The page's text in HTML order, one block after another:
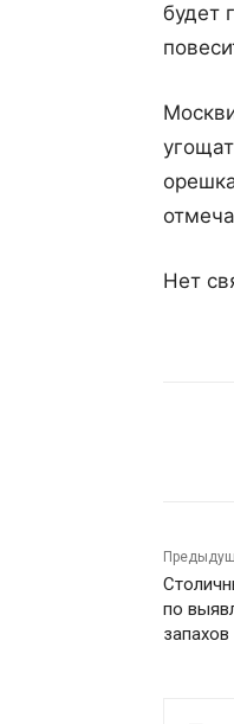
будет
Нет
по
запахов